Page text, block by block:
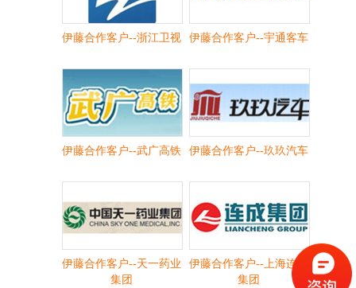
伊藤合作客户--浙江卫视 伊藤合作客户--宇通客车
伊藤合作客户--武广高铁 伊藤合作客户--玖玖汽车
伊藤合作客户--天一药业
集团
伊藤合作客户--上海连成
集团